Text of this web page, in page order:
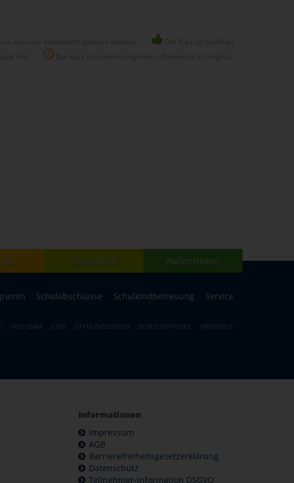
Gesundheit Außenstellen
Schulabschlüsse Schulkindbetreuung Service
VHS-TEAM JOBS ÖFFNUNGSZEITEN BENUTZERPROFIL WIDERRUF
Informationen
Impressum
AGB
Barrierefreiheitsgesetzerklärung
Datenschutz
Teilnehmer-Information DSGVO